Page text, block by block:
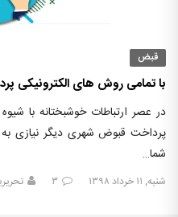
قبض
با تمامی روش های الکترونیکی
در عصر ارتباطات خوشبختانه با
پرداخت قبوض شهری دیگر نیازی
شما…
شنبه, ۱۱ خرداد ۱۳۹۸ ۳